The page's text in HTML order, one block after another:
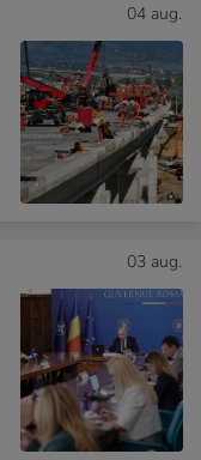
04 aug.
03 aug.